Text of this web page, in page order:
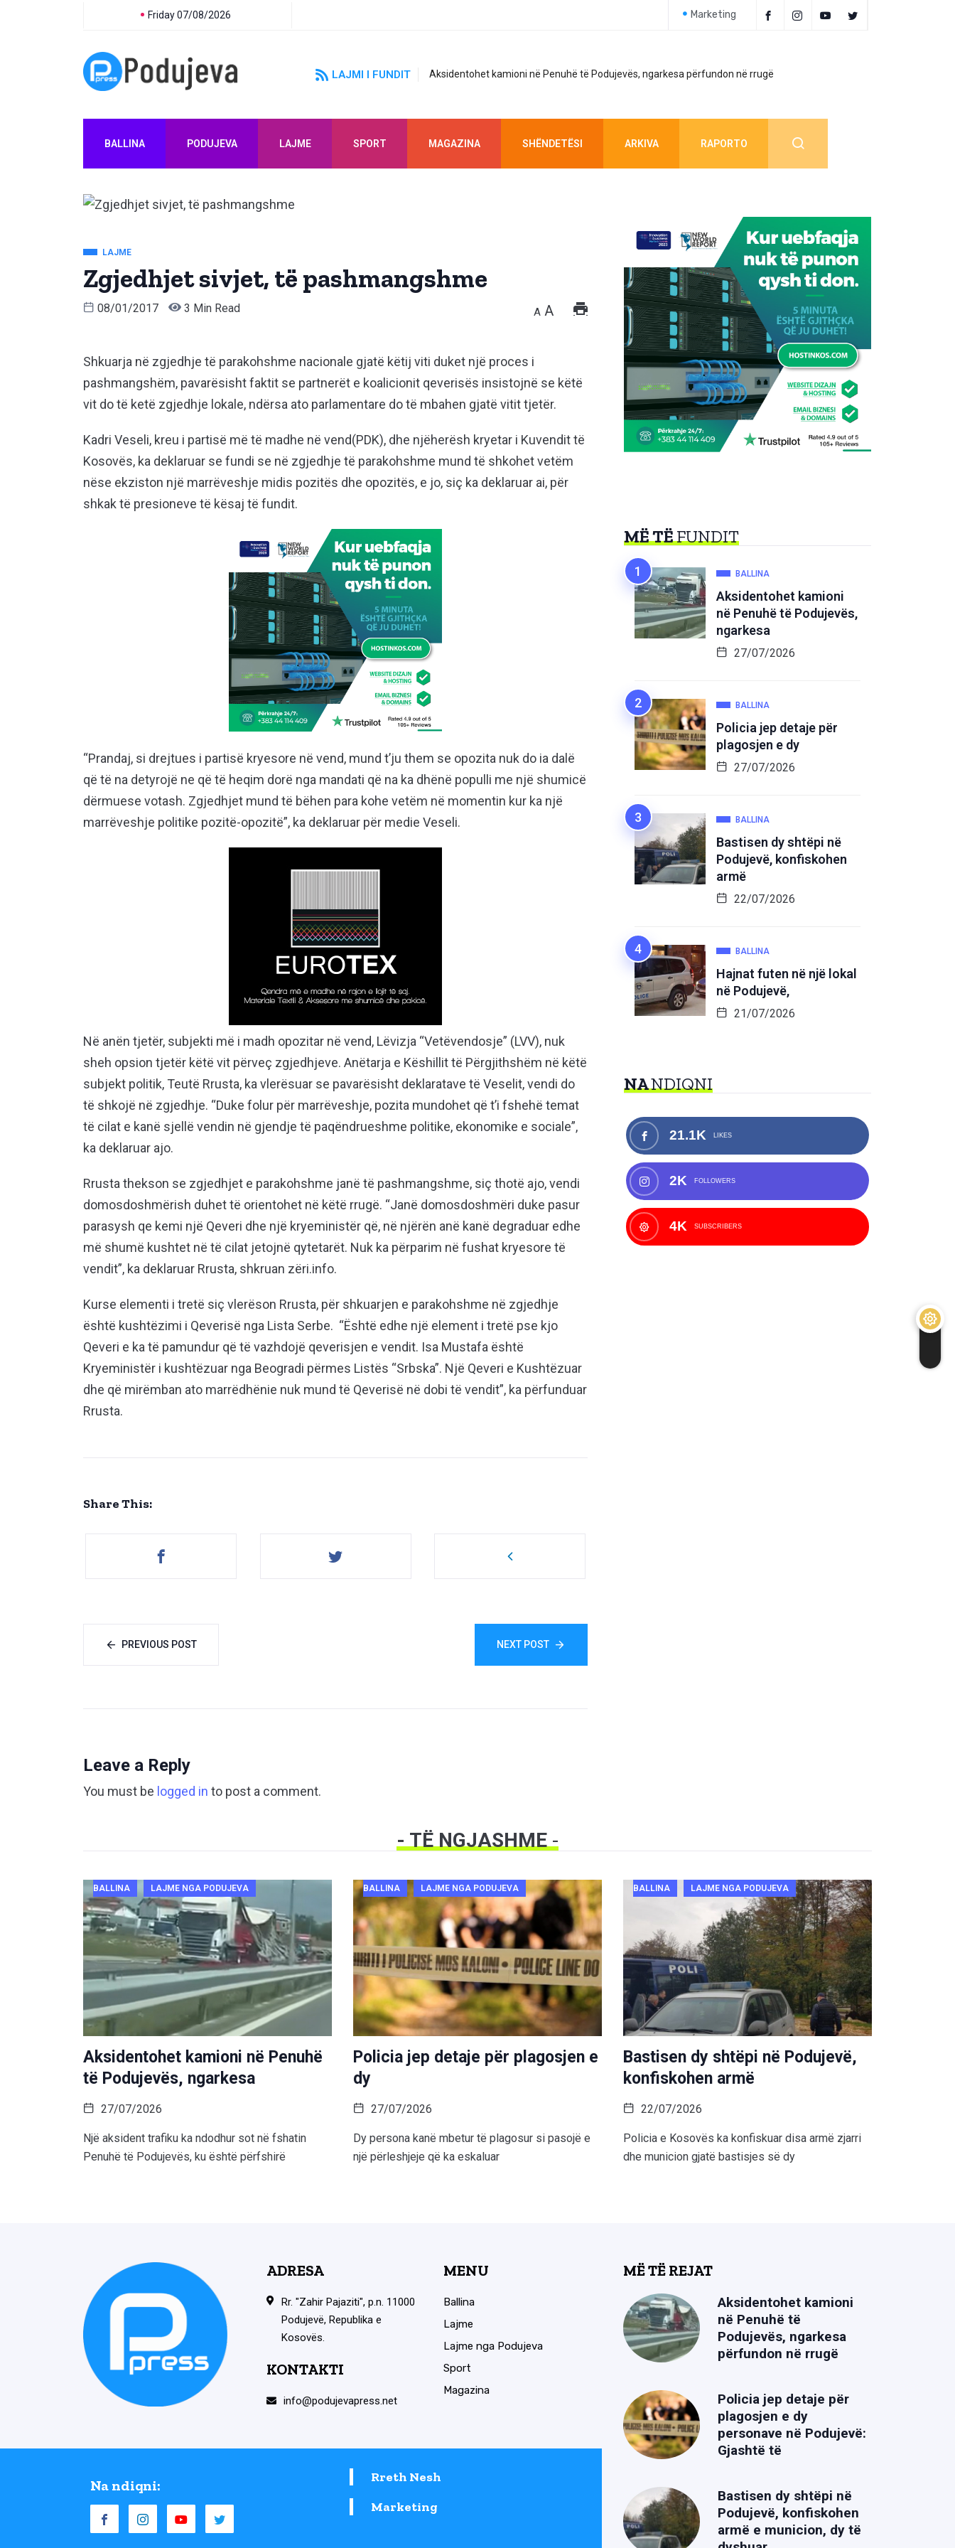
Friday 07/08/2026 Marketing
LAJMI I FUNDIT Aksidentohet kamioni në Penuhë të Podujevës, ngarkesa përfundon në rrugë
BALLINA PODUJEVA LAJME SPORT MAGAZINA SHËNDETËSI ARKIVA RAPORTO
LAJME
Zgjedhjet sivjet, të pashmangshme
08/01/2017 3 Min Read A A
Shkuarja në zgjedhje të parakohshme nacionale gjatë këtij viti duket një proces i
pashmangshëm, pavarësisht faktit se partnerët e koalicionit qeverisës insistojnë se këtë
vit do të ketë zgjedhje lokale, ndërsa ato parlamentare do të mbahen gjatë vitit tjetër.
Kadri Veseli, kreu i partisë më të madhe në vend(PDK), dhe njëherësh kryetar i Kuvendit të
Kosovës, ka deklaruar se fundi se në zgjedhje të parakohshme mund të shkohet vetëm
nëse ekziston një marrëveshje midis pozitës dhe opozitës, e jo, siç ka deklaruar ai, për
shkak të presioneve të kësaj të fundit.
“Prandaj, si drejtues i partisë kryesore në vend, mund t’ju them se opozita nuk do ia dalë
që të na detyrojë ne që të heqim dorë nga mandati që na ka dhënë populli me një shumicë
dërmuese votash. Zgjedhjet mund të bëhen para kohe vetëm në momentin kur ka një
marrëveshje politike pozitë-opozitë”, ka deklaruar për medie Veseli.
Në anën tjetër, subjekti më i madh opozitar në vend, Lëvizja “Vetëvendosje” (LVV), nuk
sheh opsion tjetër këtë vit përveç zgjedhjeve. Anëtarja e Këshillit të Përgjithshëm në këtë
subjekt politik, Teutë Rrusta, ka vlerësuar se pavarësisht deklaratave të Veselit, vendi do
të shkojë në zgjedhje. “Duke folur për marrëveshje, pozita mundohet që t’i fshehë temat
të cilat e kanë sjellë vendin në gjendje të paqëndrueshme politike, ekonomike e sociale”,
ka deklaruar ajo.
Rrusta thekson se zgjedhjet e parakohshme janë të pashmangshme, siç thotë ajo, vendi
domosdoshmërish duhet të orientohet në këtë rrugë. “Janë domosdoshmëri duke pasur
parasysh qe kemi një Qeveri dhe një kryeministër që, në njërën anë kanë degraduar edhe
më shumë kushtet në të cilat jetojnë qytetarët. Nuk ka përparim në fushat kryesore të
vendit”, ka deklaruar Rrusta, shkruan zëri.info.
Kurse elementi i tretë siç vlerëson Rrusta, për shkuarjen e parakohshme në zgjedhje
është kushtëzimi i Qeverisë nga Lista Serbe. “Është edhe një element i tretë pse kjo
Qeveri e ka të pamundur që të vazhdojë qeverisjen e vendit. Isa Mustafa është
Kryeministër i kushtëzuar nga Beogradi përmes Listës “Srbska”. Një Qeveri e Kushtëzuar
dhe që mirëmban ato marrëdhënie nuk mund të Qeverisë në dobi të vendit”, ka përfunduar
Rrusta.
Share This:
PREVIOUS POST NEXT POST
Leave a Reply
You must be logged in to post a comment.
MË TËFUNDIT
BALLINA
Aksidentohet kamioni
në Penuhë të Podujevës,
ngarkesa
27/07/2026
BALLINA
Policia jep detaje për
plagosjen e dy
27/07/2026
BALLINA
Bastisen dy shtëpi në
Podujevë, konfiskohen
armë
22/07/2026
BALLINA
Hajnat futen në një lokal
në Podujevë,
21/07/2026
NANDIQNI
21.1K LIKES
2K FOLLOWERS
4K SUBSCRIBERS
- TË NGJASHME-
BALLINA LAJME NGA PODUJEVA
Aksidentohet kamioni në Penuhë
të Podujevës, ngarkesa
27/07/2026
Një aksident trafiku ka ndodhur sot në fshatin
Penuhë të Podujevës, ku është përfshirë
BALLINA LAJME NGA PODUJEVA
Policia jep detaje për plagosjen e
dy
27/07/2026
Dy persona kanë mbetur të plagosur si pasojë e
një përleshjeje që ka eskaluar
BALLINA LAJME NGA PODUJEVA
Bastisen dy shtëpi në Podujevë,
konfiskohen armë
22/07/2026
Policia e Kosovës ka konfiskuar disa armë zjarri
dhe municion gjatë bastisjes së dy
ADRESA
Rr. "Zahir Pajaziti", p.n. 11000
Podujevë, Republika e
Kosovës.
KONTAKTI
info@podujevapress.net
MENU
Ballina
Lajme
Lajme nga Podujeva
Sport
Magazina
Na ndiqni:
Rreth Nesh
Marketing
MË TË REJAT
Aksidentohet kamioni
në Penuhë të
Podujevës, ngarkesa
përfundon në rrugë
Policia jep detaje për
plagosjen e dy
personave në Podujevë:
Gjashtë të
Bastisen dy shtëpi në
Podujevë, konfiskohen
armë e municion, dy të